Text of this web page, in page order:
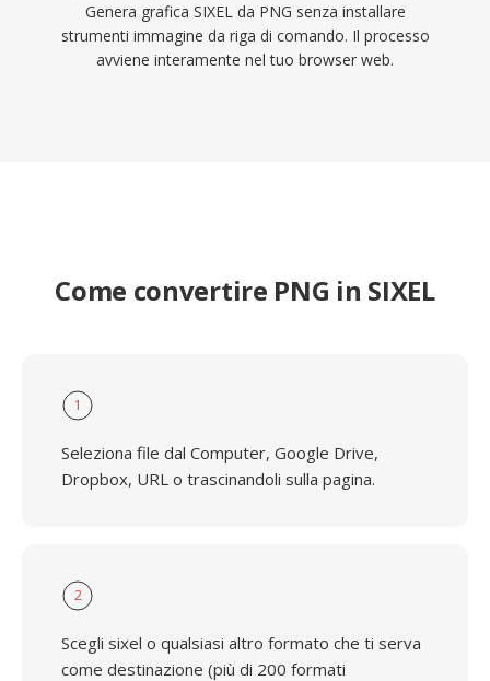
Genera grafica SIXEL da PNG senza installare
strumenti immagine da riga di comando. Il processo
avviene interamente nel tuo browser web.
Come convertire PNG in SIXEL
1
Seleziona file dal Computer, Google Drive,
Dropbox, URL o trascinandoli sulla pagina.
2
Scegli sixel o qualsiasi altro formato che ti serva
come destinazione (più di 200 formati